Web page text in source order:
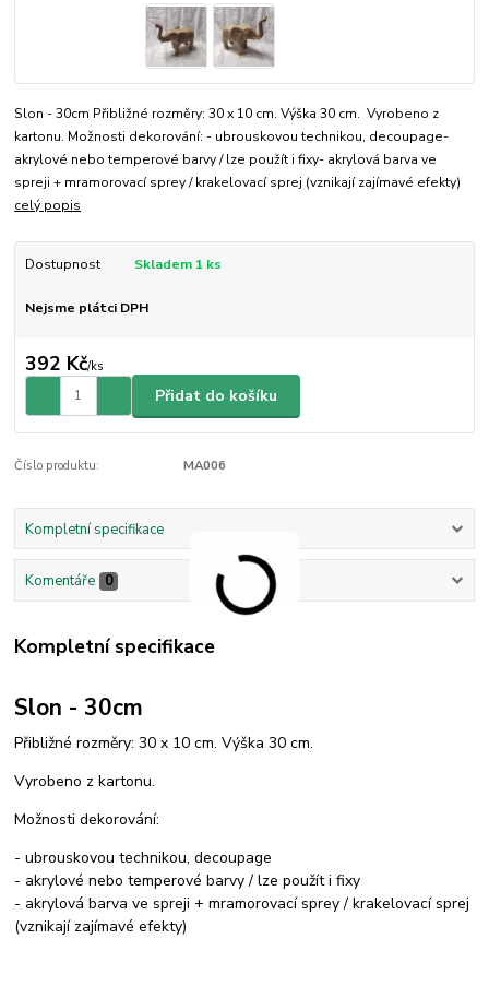
Slon - 30cm Přibližné rozměry: 30 x 10 cm. Výška 30 cm. Vyrobeno z
kartonu. Možnosti dekorování: - ubrouskovou technikou, decoupage-
akrylové nebo temperové barvy / lze použít i fixy- akrylová barva ve
spreji + mramorovací sprey / krakelovací sprej (vznikají zajímavé efekty)
celý popis
Dostupnost Skladem 1 ks
Nejsme plátci DPH
392 Kč/ks
Přidat do košíku
Číslo produktu: MA006
Kompletní specifikace
Komentáře 0
Kompletní specifikace
Slon - 30cm
Přibližné rozměry: 30 x 10 cm. Výška 30 cm.
Vyrobeno z kartonu.
Možnosti dekorování:
- ubrouskovou technikou, decoupage
- akrylové nebo temperové barvy / lze použít i fixy
- akrylová barva ve spreji + mramorovací sprey / krakelovací sprej
(vznikají zajímavé efekty)